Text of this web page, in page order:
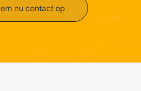
nu contact op